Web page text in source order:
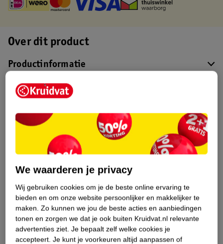
Over dit product
Productinformatie
Etiketinformatie
Nature Impact Score
Dit product heeft (nog) geen Nature
Impact Score.
Bestel & Bezorginformatie
Bekijk ook
We waarderen je privacy
Wij gebruiken cookies om je de beste online ervaring te
bieden en om onze website persoonlijker en makkelijker te
maken. Zo kunnen we jou de beste acties en aanbiedingen
tonen en zorgen we dat je ook buiten Kruidvat.nl relevante
advertenties ziet. Je bepaalt zelf welke cookies je
accepteert. Je kunt je voorkeuren altijd aanpassen of